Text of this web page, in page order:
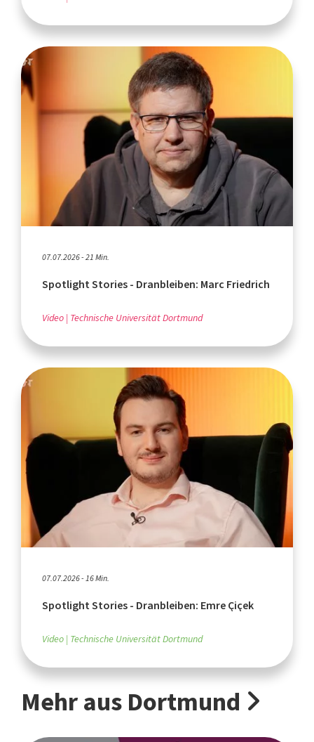
07.07.2026 - 21 Min.
Spotlight Stories - Dranbleiben: Marc Friedrich
Video Technische Universität Dortmund
07.07.2026 - 16 Min.
Spotlight Stories - Dranbleiben: Emre Çiçek
Video Technische Universität Dortmund
Mehr aus Dortmund